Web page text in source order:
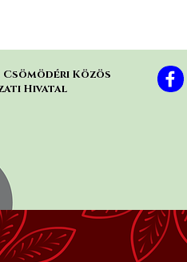
Csömödéri Közös
Hivatal